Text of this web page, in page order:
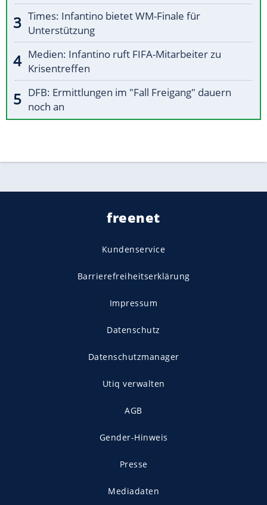
Times: Infantino bietet WM-Finale für
Unterstützung
Medien: Infantino ruft FIFA-Mitarbeiter zu
Krisentreffen
DFB: Ermittlungen im "Fall Freigang" dauern
noch an
freenet
Kundenservice
Barrierefreiheitserklärung
Impressum
Datenschutz
Datenschutzmanager
Utiq verwalten
AGB
Gender-Hinweis
Presse
Mediadaten